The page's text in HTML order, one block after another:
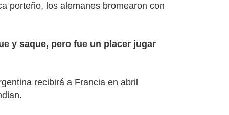
porteño, los alemanes bromearon con
y saque, pero fue un placer jugar
recibirá a Francia en abril